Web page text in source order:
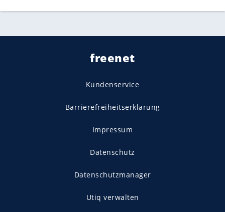
freenet
Kundenservice
Barrierefreiheitserklärung
Impressum
Datenschutz
Datenschutzmanager
Utiq verwalten